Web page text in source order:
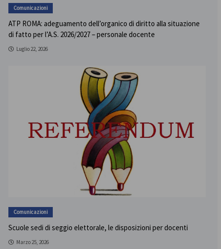
Comunicazioni
ATP ROMA: adeguamento dell’organico di diritto alla situazione
di fatto per l’A.S. 2026/2027 – personale docente
Luglio 22, 2026
Comunicazioni
Scuole sedi di seggio elettorale, le disposizioni per docenti
Marzo 25, 2026